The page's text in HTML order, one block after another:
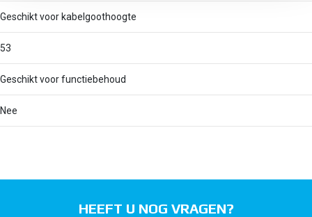
Geschikt voor kabelgoothoogte
53
Geschikt voor functiebehoud
Nee
HEEFT U NOG VRAGEN?